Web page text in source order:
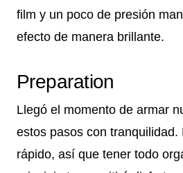
film y un poco de presión
efecto de manera brillante.
Preparation
Llegó el momento de armar
estos pasos con tranquilidad.
rápido, así que tener todo